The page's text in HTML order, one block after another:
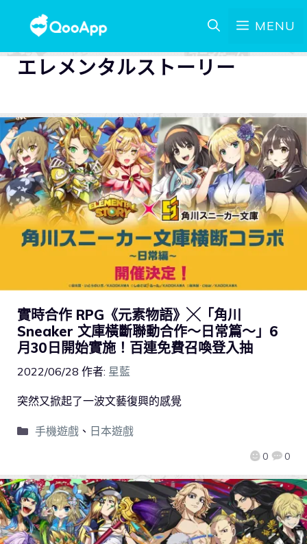
MENU
エレメンタルストーリー
實時合作 RPG《元素物語》╳「角川
Sneaker 文庫橫斷聯動合作～日常篇～」6
月30日開始實施！百連免費召喚登入抽
2022/06/28 作者: 星藍
0 0
突然又掀起了一波文藝復興的感覺
手機遊戲、 日本遊戲